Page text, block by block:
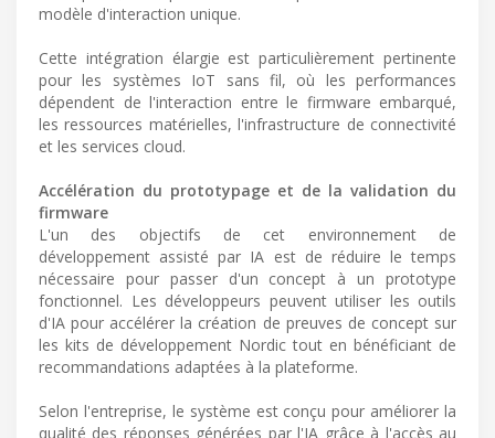
modèle d'interaction unique.
Cette intégration élargie est particulièrement pertinente
pour les systèmes IoT sans fil, où les performances
dépendent de l'interaction entre le firmware embarqué,
les ressources matérielles, l'infrastructure de connectivité
et les services cloud.
Accélération du prototypage et de la validation du
firmware
L'un des objectifs de cet environnement de
développement assisté par IA est de réduire le temps
nécessaire pour passer d'un concept à un prototype
fonctionnel. Les développeurs peuvent utiliser les outils
d'IA pour accélérer la création de preuves de concept sur
les kits de développement Nordic tout en bénéficiant de
recommandations adaptées à la plateforme.
Selon l'entreprise, le système est conçu pour améliorer la
qualité des réponses générées par l'IA grâce à l'accès au